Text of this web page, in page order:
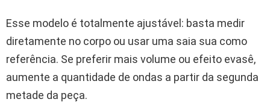
Esse modelo é totalmente ajustável: basta medir
diretamente no corpo ou usar uma saia sua como
referência. Se preferir mais volume ou efeito evasê,
aumente a quantidade de ondas a partir da segunda
metade da peça.